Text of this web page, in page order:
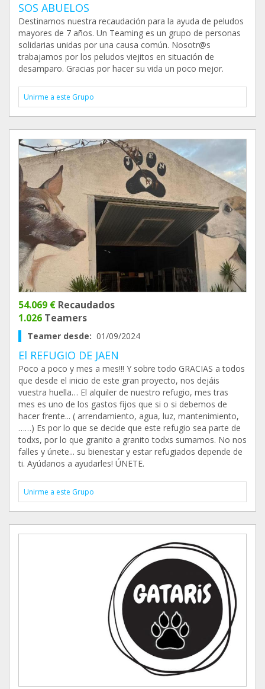
SOS ABUELOS
Destinamos nuestra recaudación para la ayuda de peludos
mayores de 7 años. Un Teaming es un grupo de personas
solidarias unidas por una causa común. Nosotr@s
trabajamos por los peludos viejitos en situación de
desamparo. Gracias por hacer su vida un poco mejor.
Unirme a este Grupo
54.069 € Recaudados
1.026 Teamers
Teamer desde: 01/09/2024
El REFUGIO DE JAEN
Poco a poco y mes a mes!!! Y sobre todo GRACIAS a todos
que desde el inicio de este gran proyecto, nos dejáis
vuestra huella… El alquiler de nuestro refugio, mes tras
mes es uno de los gastos fijos que si o si debemos de
hacer frente... ( arrendamiento, agua, luz, mantenimiento,
……) Es por lo que se decide que este refugio sea parte de
todxs, por lo que granito a granito todxs sumamos. No nos
falles y únete... su bienestar y estar refugiados depende de
ti. Ayúdanos a ayudarles! ÚNETE.
Unirme a este Grupo